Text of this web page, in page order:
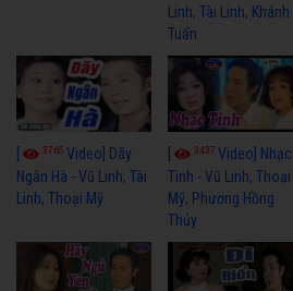
Linh, Tài Linh, Khánh
Tuấn
3765 Video] Dãy
Ngân Hà - Vũ Linh, Tài
Linh, Thoại Mỹ
3437Video] Nhạc
Tình - Vũ Linh, Thoại
Mỹ, Phương Hồng
Thủy